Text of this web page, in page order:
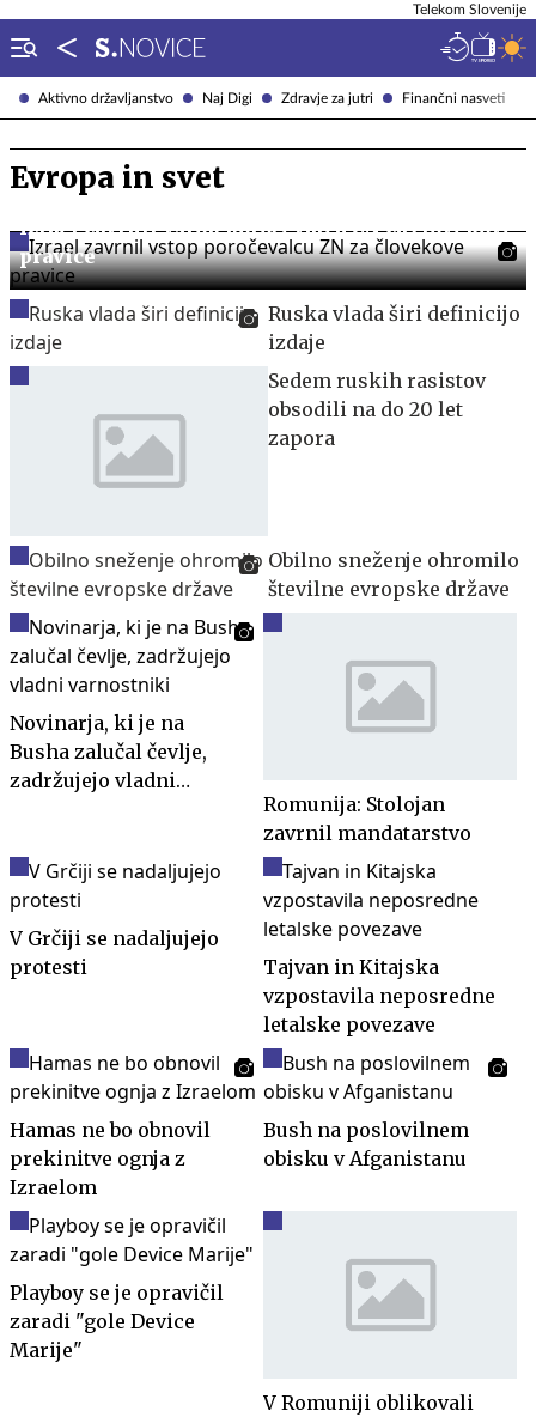
Aktivno državljanstvo Naj Digi Zdravje za jutri Finančni nasveti
Telekom Slovenije
Evropa in svet
Izrael zavrnil vstop poročevalcu ZN za človekove
pravice
Ruska vlada širi definicijo
izdaje
Sedem ruskih rasistov
obsodili na do 20 let
zapora
Obilno sneženje ohromilo
številne evropske države
Novinarja, ki je na
Busha zalučal čevlje,
zadržujejo vladni
Romunija: Stolojan
zavrnil mandatarstvo
V Grčiji se nadaljujejo
protesti
Tajvan in Kitajska
vzpostavila neposredne
letalske povezave
Hamas ne bo obnovil
prekinitve ognja z
Izraelom
Bush na poslovilnem
obisku v Afganistanu
Playboy se je opravičil
zaradi "gole Device
Marije"
V Romuniji oblikovali